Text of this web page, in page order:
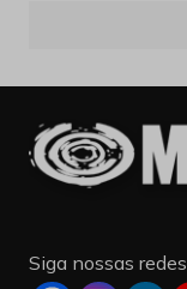
Siga nossas